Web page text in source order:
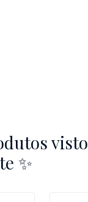
visto
✨